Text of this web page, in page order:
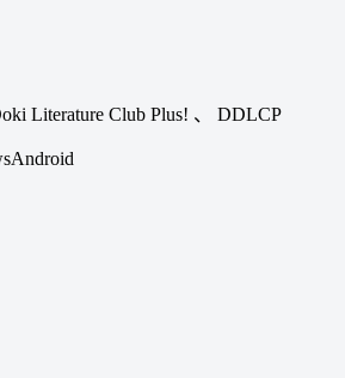
Literature Club Plus! 、 DDLCP
Android